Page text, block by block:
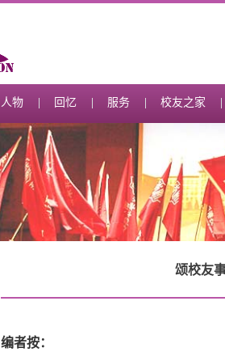
人物 回忆 服务 校友之家
颂校友
编者按：